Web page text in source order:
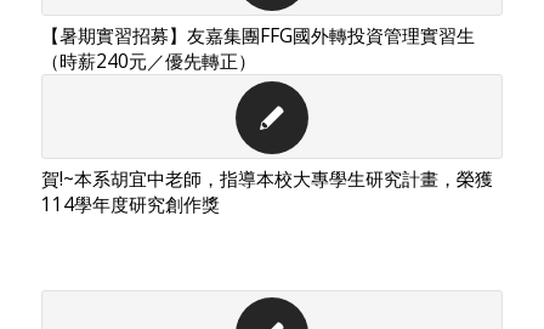
【暑期實習招募】友嘉集團FFG國外轉投資管理實習生
（時薪240元／優先轉正）
賀!~本系胡宜中老師，指導本校大專學生研究計畫，榮獲
114學年度研究創作獎